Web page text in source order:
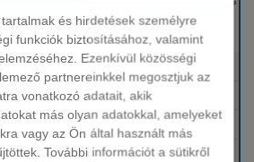
és hirdetések személyre
funkciók biztosításához, valamint
Ezenkívül közösségi
partnereinkkel megosztjuk az
vonatkozó adatait, akik
más olyan adatokkal, amelyeket
vagy az Ön által használt más
További információt a sütikről
0 %
Tartalmazza
Tartalmazza
GAP) Tartalmazza